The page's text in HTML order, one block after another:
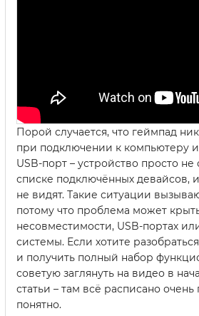
Порой случается, что геймпад
при подключении к компьютеру
USB-порт – устройство просто не
списке подключённых девайсов,
не видят. Такие ситуации
потому что проблема может
несовместимости, USB-портах
системы. Если хотите
и получить полный набор
советую заглянуть на видео в
статьи – там всё расписано
понятно.